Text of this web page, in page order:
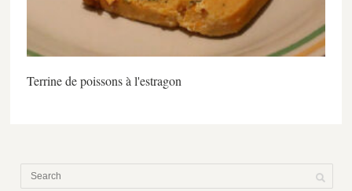
Terrine de poissons à l'estragon